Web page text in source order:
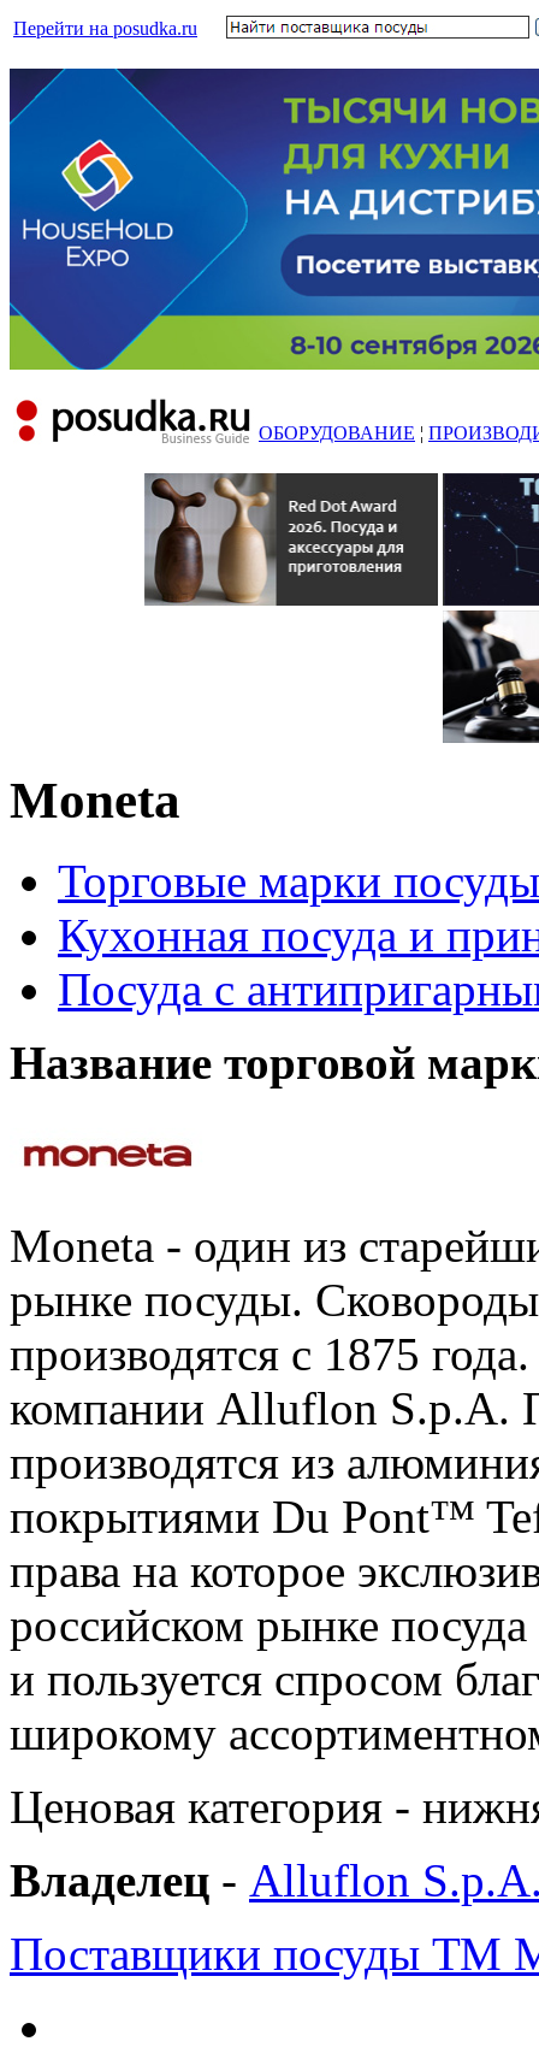
Перейти на posudka.ru
ОБОРУДОВАНИЕ ¦
Moneta
Торговые марки посуды
Кухонная посуда и
Посуда с
Название торговой
Moneta - один из
рынке посуды.
производятся с 1875
компании Alluflon S.p.A.
производятся из
покрытиями Du Pont™
права на которое
российском рынке
и пользуется спросом
широкому
Ценовая категория -
Владелец - Alluflon
Поставщики посуды ТМ